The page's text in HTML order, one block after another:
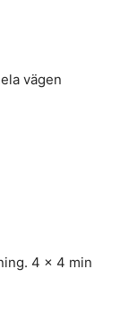
vägen
4 x 4 min